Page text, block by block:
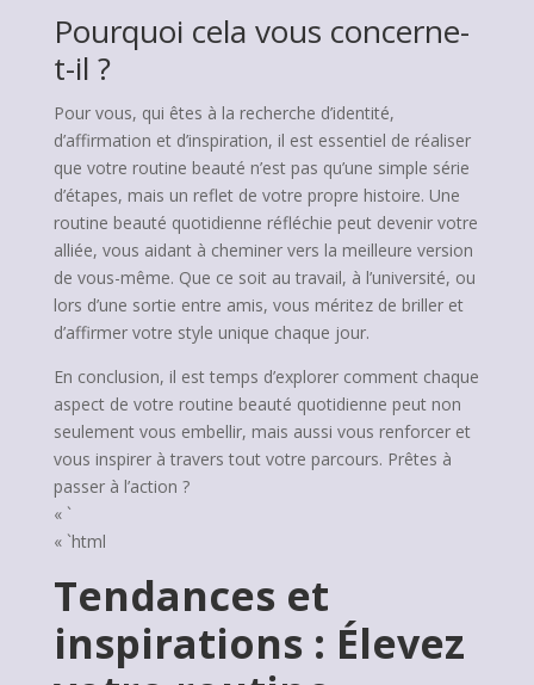
Pourquoi cela vous concerne-
t-il ?
Pour vous, qui êtes à la recherche d’identité,
d’affirmation et d’inspiration, il est essentiel de réaliser
que votre routine beauté n’est pas qu’une simple série
d’étapes, mais un reflet de votre propre histoire. Une
routine beauté quotidienne réfléchie peut devenir votre
alliée, vous aidant à cheminer vers la meilleure version
de vous-même. Que ce soit au travail, à l’université, ou
lors d’une sortie entre amis, vous méritez de briller et
d’affirmer votre style unique chaque jour.
En conclusion, il est temps d’explorer comment chaque
aspect de votre routine beauté quotidienne peut non
seulement vous embellir, mais aussi vous renforcer et
vous inspirer à travers tout votre parcours. Prêtes à
passer à l’action ?
« `
« `html
Tendances et
inspirations : Élevez